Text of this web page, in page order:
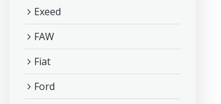
Exeed
FAW
Fiat
Ford